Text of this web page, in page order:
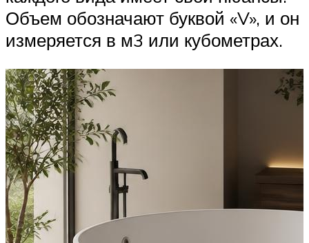
Объем обозначают буквой «V», и он
измеряется в м3 или кубометрах.